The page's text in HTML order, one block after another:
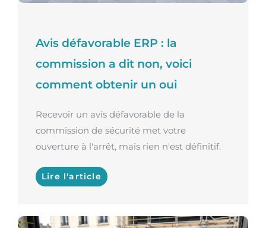
Avis défavorable ERP : la
commission a dit non, voici
comment obtenir un oui
Recevoir un avis défavorable de la
commission de sécurité met votre
ouverture à l'arrêt, mais rien n'est définitif.
Lire l'article